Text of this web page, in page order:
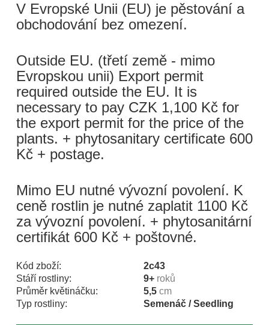
V Evropské Unii (EU) je pěstování a
obchodování bez omezení.
Outside EU. (třetí země - mimo
Evropskou unii) Export permit
required outside the EU. It is
necessary to pay CZK 1,100 Kč for
the export permit for the price of the
plants. + phytosanitary certificate 600
Kč + postage.
Mimo EU nutné vývozní povolení. K
ceně rostlin je nutné zaplatit 1100 Kč
za vývozní povolení. + phytosanitární
certifikát 600 Kč + poštovné.
Kód zboží:
2c43
Stáří rostliny:
9+ roků
Průměr květináčku:
5,5 cm
Typ rostliny:
Semenáč / Seedling